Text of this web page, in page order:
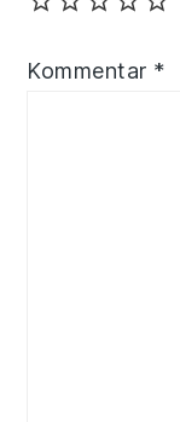
Kommentar *